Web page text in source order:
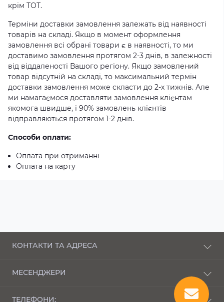
крім ТОТ.
Терміни доставки замовлення залежать від наявності
товарів на складі. Якщо в момент оформлення
замовлення всі обрані товари є в наявності, то ми
доставимо замовлення протягом 2-3 днів, в залежності
від віддаленості Вашого регіону. Якщо замовлений
товар відсутній на складі, то максимальний термін
доставки замовлення може скласти до 2-х тижнів. Але
ми намагаємося доставляти замовлення клієнтам
якомога швидше, і 90% замовлень клієнтів
відправляються протягом 1-2 днів.
Способи оплати:
Оплата при отриманні
Оплата на карту
КОНТАКТИ ТА АДРЕСА
43000
bembi_market@ukr.net
МЕСЕНДЖЕРИ
ТЕЛЕФОНИ: